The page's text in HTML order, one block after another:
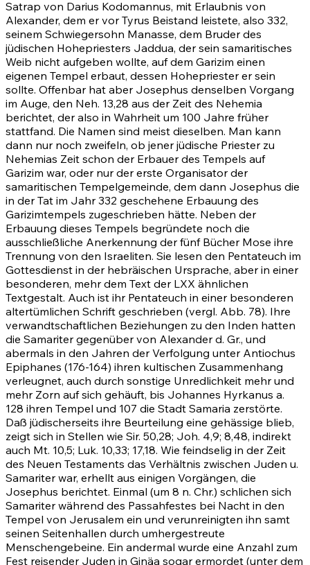
Satrap von Darius Kodomannus, mit Erlaubnis von
Alexander, dem er vor Tyrus Beistand leistete, also 332,
seinem Schwiegersohn Manasse, dem Bruder des
jüdischen Hohepriesters Jaddua, der sein samaritisches
Weib nicht aufgeben wollte, auf dem Garizim einen
eigenen Tempel erbaut, dessen Hohepriester er sein
sollte. Offenbar hat aber Josephus denselben Vorgang
im Auge, den Neh. 13,28 aus der Zeit des Nehemia
berichtet, der also in Wahrheit um 100 Jahre früher
stattfand. Die Namen sind meist dieselben. Man kann
dann nur noch zweifeln, ob jener jüdische Priester zu
Nehemias Zeit schon der Erbauer des Tempels auf
Garizim war, oder nur der erste Organisator der
samaritischen Tempelgemeinde, dem dann Josephus die
in der Tat im Jahr 332 geschehene Erbauung des
Garizimtempels zugeschrieben hätte. Neben der
Erbauung dieses Tempels begründete noch die
ausschließliche Anerkennung der fünf Bücher Mose ihre
Trennung von den Israeliten. Sie lesen den Pentateuch im
Gottesdienst in der hebräischen Ursprache, aber in einer
besonderen, mehr dem Text der LXX ähnlichen
Textgestalt. Auch ist ihr Pentateuch in einer besonderen
altertümlichen Schrift geschrieben (vergl. Abb. 78). Ihre
verwandtschaftlichen Beziehungen zu den Inden hatten
die Samariter gegenüber von Alexander d. Gr., und
abermals in den Jahren der Verfolgung unter Antiochus
Epiphanes (176-164) ihren kultischen Zusammenhang
verleugnet, auch durch sonstige Unredlichkeit mehr und
mehr Zorn auf sich gehäuft, bis Johannes Hyrkanus a.
128 ihren Tempel und 107 die Stadt Samaria zerstörte.
Daß jüdischerseits ihre Beurteilung eine gehässige blieb,
zeigt sich in Stellen wie Sir. 50,28; Joh. 4,9; 8,48, indirekt
auch Mt. 10,5; Luk. 10,33; 17,18. Wie feindselig in der Zeit
des Neuen Testaments das Verhältnis zwischen Juden u.
Samariter war, erhellt aus einigen Vorgängen, die
Josephus berichtet. Einmal (um 8 n. Chr.) schlichen sich
Samariter während des Passahfestes bei Nacht in den
Tempel von Jerusalem ein und verunreinigten ihn samt
seinen Seitenhallen durch umhergestreute
Menschengebeine. Ein andermal wurde eine Anzahl zum
Fest reisender Juden in Ginäa sogar ermordet (unter dem